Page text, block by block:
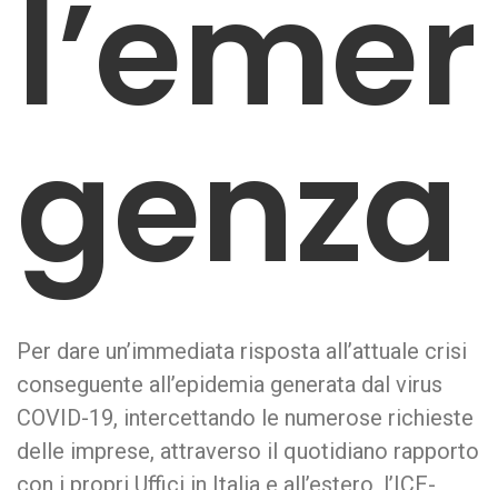
l’emer
genza
Per dare un’immediata risposta all’attuale crisi
conseguente all’epidemia generata dal virus
COVID-19, intercettando le numerose richieste
delle imprese, attraverso il quotidiano rapporto
con i propri Uffici in Italia e all’estero, l’ICE-